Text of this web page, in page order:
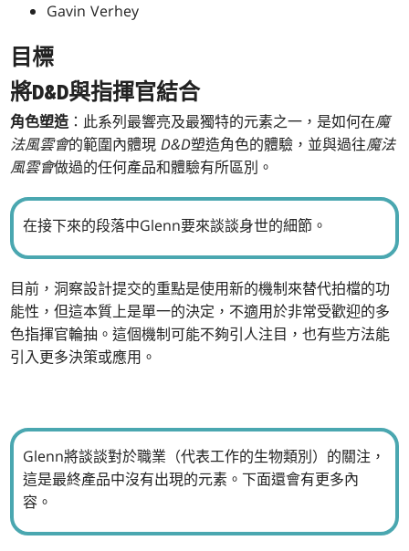
Gavin Verhey
目標
將D&D與指揮官結合
角色塑造 ：此系列最響亮及最獨特的元素之一，是如何在魔
法風雲會的範圍內體現 D&D塑造角色的體驗，並與過往魔法
風雲會做過的任何產品和體驗有所區別。
在接下來的段落中Glenn要來談談身世的細節。
目前，洞察設計提交的重點是使用新的機制來替代拍檔的功
能性，但這本質上是單一的決定，不適用於非常受歡迎的多
色指揮官輪抽。這個機制可能不夠引人注目，也有些方法能
引入更多決策或應用。
Glenn將談談對於職業（代表工作的生物類別）的關注，
這是最終產品中沒有出現的元素。下面還會有更多內
容。